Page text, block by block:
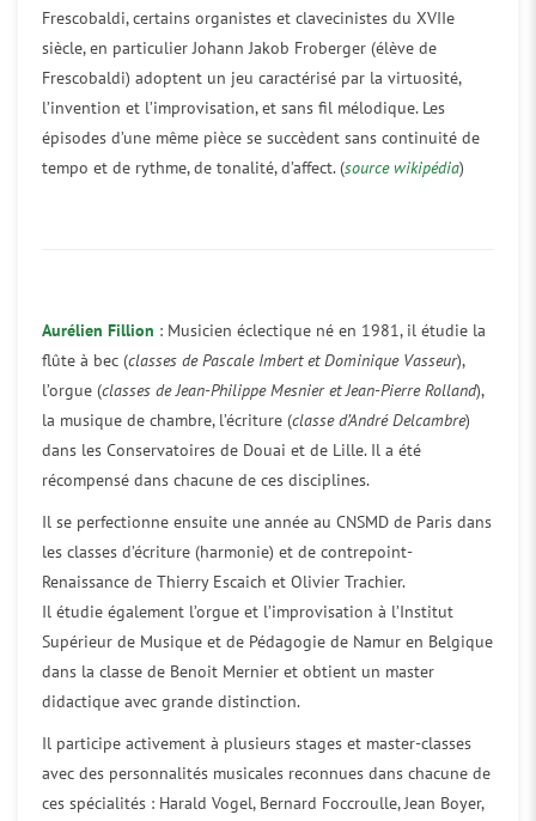
Frescobaldi, certains organistes et clavecinistes du XVIIe
siècle, en particulier Johann Jakob Froberger (élève de
Frescobaldi) adoptent un jeu caractérisé par la virtuosité,
l’invention et l’improvisation, et sans fil mélodique. Les
épisodes d’une même pièce se succèdent sans continuité de
tempo et de rythme, de tonalité, d’affect. (source wikipédia)
Aurélien Fillion : Musicien éclectique né en 1981, il étudie la
flûte à bec (classes de Pascale Imbert et Dominique Vasseur),
l’orgue (classes de Jean-Philippe Mesnier et Jean-Pierre Rolland),
la musique de chambre, l’écriture (classe d’André Delcambre)
dans les Conservatoires de Douai et de Lille. Il a été
récompensé dans chacune de ces disciplines.
Il se perfectionne ensuite une année au CNSMD de Paris dans
les classes d’écriture (harmonie) et de contrepoint-
Renaissance de Thierry Escaich et Olivier Trachier.
Il étudie également l’orgue et l’improvisation à l’Institut
Supérieur de Musique et de Pédagogie de Namur en Belgique
dans la classe de Benoit Mernier et obtient un master
didactique avec grande distinction.
Il participe activement à plusieurs stages et master-classes
avec des personnalités musicales reconnues dans chacune de
ces spécialités : Harald Vogel, Bernard Foccroulle, Jean Boyer,